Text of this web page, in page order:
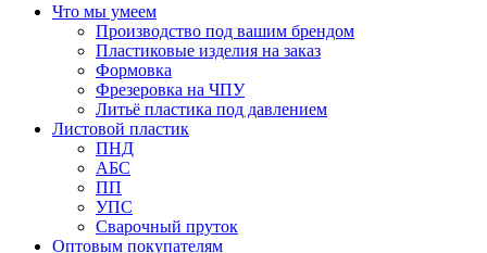
Что мы умеем
Производство под вашим брендом
Пластиковые изделия на заказ
Формовка
Фрезеровка на ЧПУ
Литьё пластика под давлением
Листовой пластик
ПНД
АБС
ПП
УПС
Сварочный пруток
Оптовым покупателям